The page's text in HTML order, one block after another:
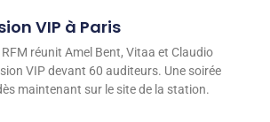
VIP à Paris
réunit Amel Bent, Vitaa et Claudio
VIP devant 60 auditeurs. Une soirée
maintenant sur le site de la station.